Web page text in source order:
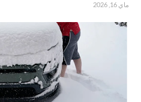
ماي 16, 2026